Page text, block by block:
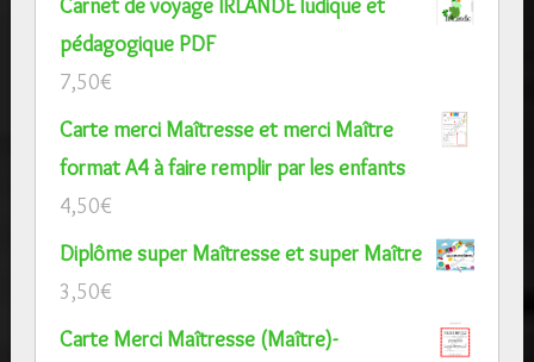
Carnet de voyage IRLANDE ludique et
pédagogique PDF
7,50€
Carte merci Maîtresse et merci Maître
format A4 à faire remplir par les enfants
4,50€
Diplôme super Maîtresse et super Maître
3,50€
Carte Merci Maîtresse (Maître)-